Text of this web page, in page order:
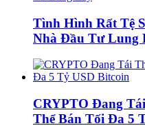
Tình Hình Rất Tệ
Nhà Đầu Tư Lung
CRYPTO Đang
Thể Bán Tối Đa 5